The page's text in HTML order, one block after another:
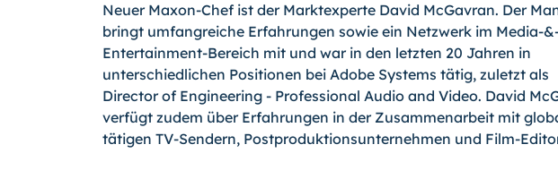
Neuer Maxon-Chef ist der Marktexperte David McGavran. Der
bringt umfangreiche Erfahrungen sowie ein Netzwerk im Media-
Entertainment-Bereich mit und war in den letzten 20 Jahren in
unterschiedlichen Positionen bei Adobe Systems tätig, zuletzt als
Director of Engineering - Professional Audio and Video. David
verfügt zudem über Erfahrungen in der Zusammenarbeit mit
tätigen TV-Sendern, Postproduktionsunternehmen und Film-